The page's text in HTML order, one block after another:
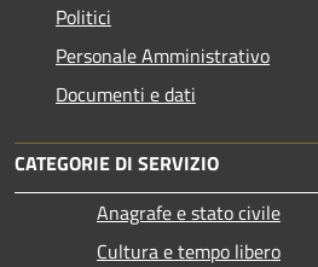
Politici
Personale Amministrativo
Documenti e dati
CATEGORIE DI SERVIZIO
Anagrafe e stato civile
Cultura e tempo libero